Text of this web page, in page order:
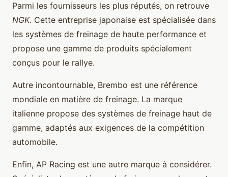
Parmi les fournisseurs les plus réputés, on retrouve
NGK. Cette entreprise japonaise est spécialisée dans
les systèmes de freinage de haute performance et
propose une gamme de produits spécialement
conçus pour le rallye.
Autre incontournable, Brembo est une référence
mondiale en matière de freinage. La marque
italienne propose des systèmes de freinage haut de
gamme, adaptés aux exigences de la compétition
automobile.
Enfin, AP Racing est une autre marque à considérer.